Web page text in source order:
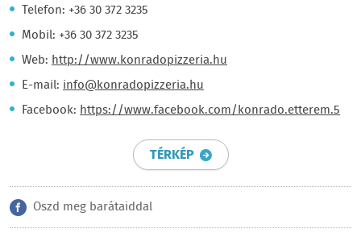
Telefon: +36 30 372 3235
Mobil: +36 30 372 3235
Web: http://www.konradopizzeria.hu
E-mail: info@konradopizzeria.hu
Facebook: https://www.facebook.com/konrado.etterem.5
TÉRKÉP
Oszd meg barátaiddal